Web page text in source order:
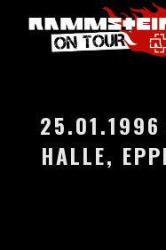
25.01.1996
HALLE,